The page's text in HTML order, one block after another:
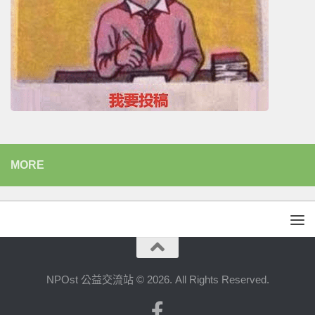
MORE
NPOst 公益交流站 © 2026. All Rights Reserved.